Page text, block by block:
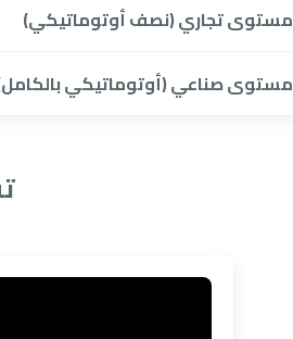
مستوى تجاري (نصف أوتوماتيكي)
مستوى صناعي (أوتوماتيكي